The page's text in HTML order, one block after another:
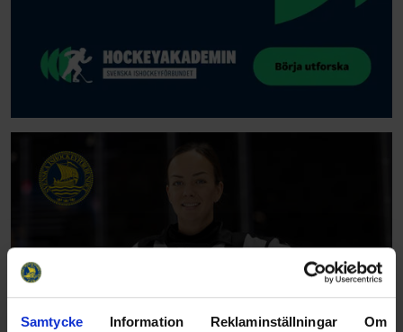
Samtycke Information Reklaminställningar Om